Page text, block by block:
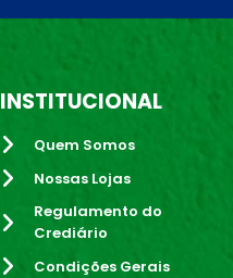
INSTITUCIONAL
Quem Somos
Nossas Lojas
Regulamento do
Crediário
Condições Gerais